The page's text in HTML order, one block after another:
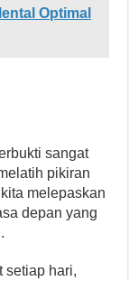
Optimal
sangat
pikiran
melepaskan
depan yang
setiap hari,